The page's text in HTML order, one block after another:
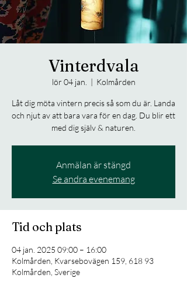
Vinterdvala
lör 04 jan.
  |
Kolmården
Låt dig möta vintern precis så som du är. Landa
och njut av att bara vara för en dag. Du blir ett
med dig själv & naturen.
Anmälan är stängd
Se andra evenemang
Tid och plats
04 jan. 2025 09:00 – 16:00
Kolmården, Kvarsebovägen 159, 618 93
Kolmården, Sverige